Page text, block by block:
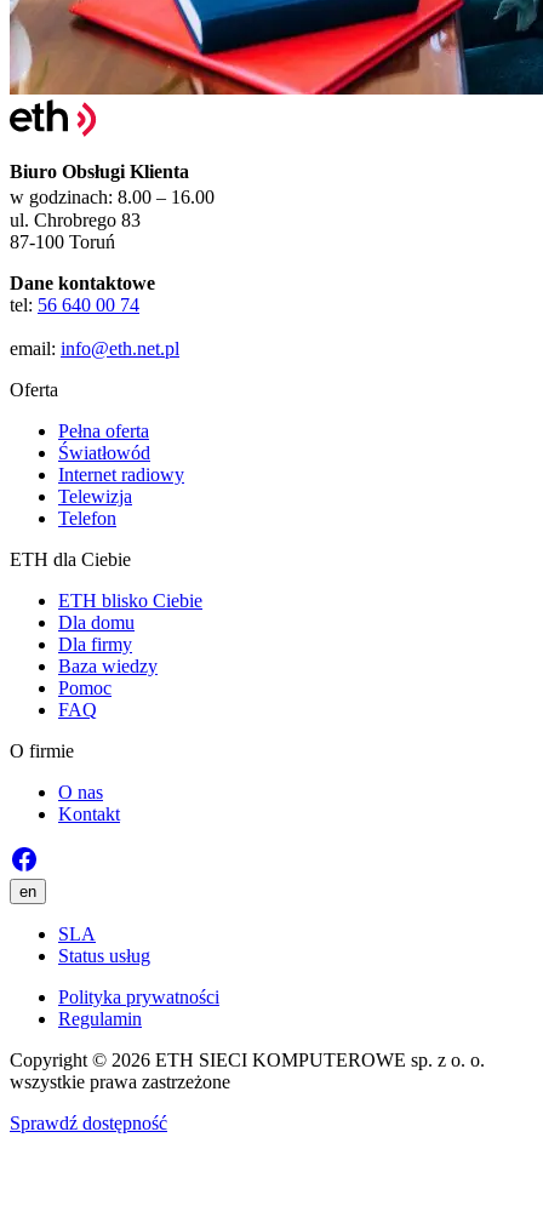
Biuro Obsługi Klienta
w godzinach: 8.00 – 16.00
ul. Chrobrego 83
87-100 Toruń
Dane kontaktowe
tel: 56 640 00 74
email: info@eth.net.pl
Oferta
Pełna oferta
Światłowód
Internet radiowy
Telewizja
Telefon
ETH dla Ciebie
ETH blisko Ciebie
Dla domu
Dla firmy
Baza wiedzy
Pomoc
FAQ
O firmie
O nas
Kontakt
en
SLA
Status usług
Polityka prywatności
Regulamin
Copyright © 2026 ETH SIECI KOMPUTEROWE sp. z o. o.
wszystkie prawa zastrzeżone
Sprawdź dostępność